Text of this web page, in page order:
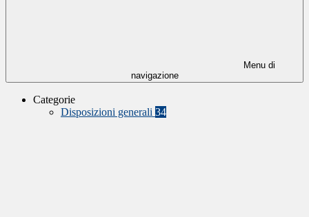
Menu di
navigazione
Categorie
Disposizioni generali 34